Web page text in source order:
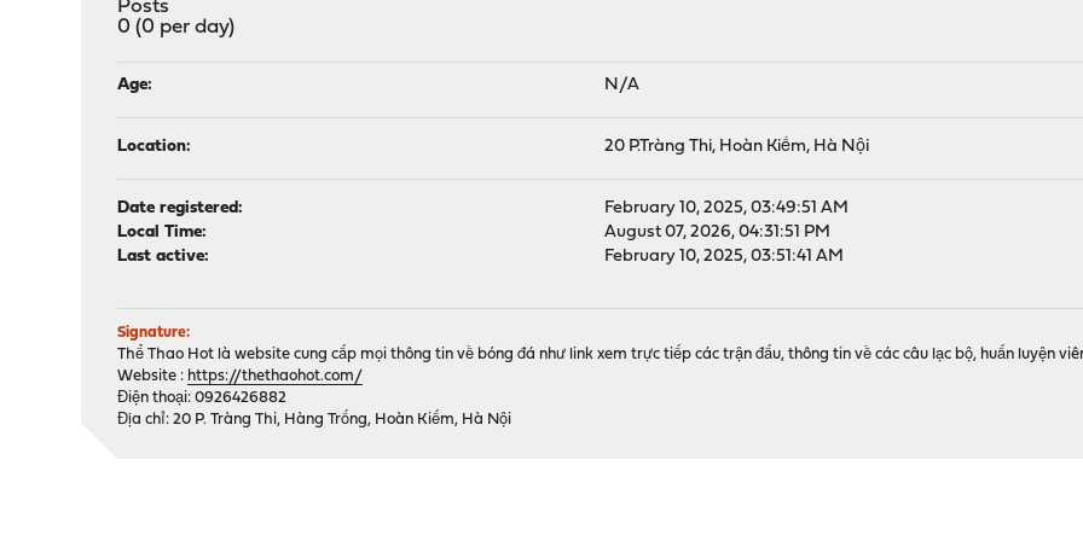
Posts
0 (0 per day)
Age: N/A
Location: 20 P.Tràng Thi, Hoàn Kiếm, Hà Nội
Date registered:
February 10, 2025, 03:49:51 AM
Local Time:
August 07, 2026, 04:31:51 PM
Last active:
February 10, 2025, 03:51:41 AM
Signature:
Thể Thao Hot là website cung cấp mọi thông tin về bóng đá như link xem trực tiếp các trận đấu, thông tin về các câu lạc bộ, huấn luyện
Website : https://thethaohot.com/
Điện thoại: 0926426882
Địa chỉ: 20 P. Tràng Thi, Hàng Trống, Hoàn Kiếm, Hà Nội